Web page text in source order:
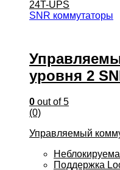
SNR коммутаторы
уровня 2
0 out of 5
(0)
Управляемый
Поддержка